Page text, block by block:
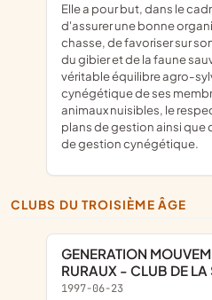
Elle a pour but, dans le cadre de l'environnement,
d'assurer une bonne
chasse, de favoriser sur
du gibier et de la faune
véritable équilibre agro-
cynégétique de ses
animaux nuisibles, le
plans de gestion ainsi
de gestion cynégétique.
CLUBS DU TROISIÈME ÂGE
GENERATION MOUVEMENT - LES AINES
RURAUX - CLUB DE LA
1997-06-23